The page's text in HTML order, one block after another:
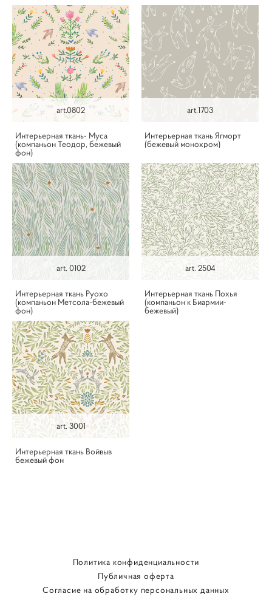
art.0802
Интерьерная ткань- Муса
(компаньон Теодор, бежевый
фон)
art.1703
Интерьерная ткань Ягморт
(бежевый монохром)
art. 0102
Интерьерная ткань Руохо
(компаньон Метсола-бежевый
фон)
art. 2504
Интерьерная ткань Похья
(компаньон к Биармии-
бежевый)
art. 3001
Интерьерная ткань Войвыв
бежевый фон
Политика конфиденциальности
Публичная оферта
Согласие на обработку персональных данных